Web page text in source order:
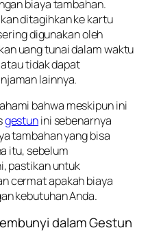
biaya tambahan.
ditagihkan ke kartu
digunakan oleh
uang tunai dalam waktu
tidak dapat
lainnya.
bahwa meskipun ini
gestunini sebenarnya
tambahan yang bisa
itu, sebelum
pastikan untuk
cermat apakah biaya
kebutuhan Anda.
dalam Gestun